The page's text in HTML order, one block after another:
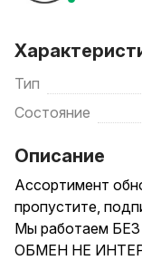
Тип
Состояние
Описание
Ассортимент
пропустите,
Мы работаем
ОБМЕН НЕ